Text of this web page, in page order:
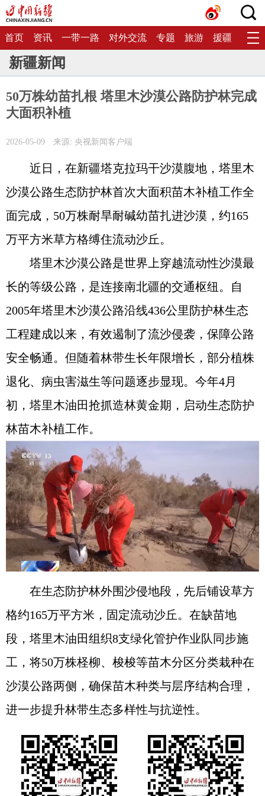
首页 资讯 一带一路 对外交流 专题 旅游 援疆 生态
新疆新闻
50万株幼苗扎根 塔里木沙漠公路防护林完成
大面积补植
2026-05-09 来源: 央视新闻客户端
近日，在新疆塔克拉玛干沙漠腹地，塔里木
沙漠公路生态防护林首次大面积苗木补植工作全
面完成，50万株耐旱耐碱幼苗扎进沙漠，约165
万平方米草方格缚住流动沙丘。
塔里木沙漠公路是世界上穿越流动性沙漠最
长的等级公路，是连接南北疆的交通枢纽。自
2005年塔里木沙漠公路沿线436公里防护林生态
工程建成以来，有效遏制了流沙侵袭，保障公路
安全畅通。但随着林带生长年限增长，部分植株
退化、病虫害滋生等问题逐步显现。今年4月
初，塔里木油田抢抓造林黄金期，启动生态防护
林苗木补植工作。
在生态防护林外围沙侵地段，先后铺设草方
格约165万平方米，固定流动沙丘。在缺苗地
段，塔里木油田组织8支绿化管护作业队同步施
工，将50万株柽柳、梭梭等苗木分区分类栽种在
沙漠公路两侧，确保苗木种类与层序结构合理，
进一步提升林带生态多样性与抗逆性。